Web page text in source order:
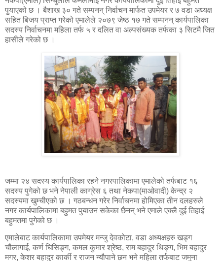
पुयाएको छ । बैशाख ३० गते सम्पनन् निर्वाचन मार्फत उपमेयर र ७ वडा अध्यक्ष
सहित बिजय प्राप्त गरेको एमालेले २०७९ जेष्ठ १७ गते सम्पनन् कार्यपालिका
सदस्य निर्वाचनमा महिला तर्फ ५ र दलित वा अल्पसंख्यक तर्फका ३ सिटमै जित
हासीले गरेको छ ।
जम्मा २४ सदस्य कार्यपालिका रहने नगरपालिकामा एमालेको तर्फबाट १६
सदस्य पुगेको छ भने नेपाली काग्रेस ६ तथा नेकपा(माओवादी) केन्द्र २
सदस्यमा खुम्चीएको छ । गठबन्धन गरेर निर्वाचनमा होमिएका तीन दलहरुले
नगर कार्यपालिकामा बहुमत पुयाउन सकेका छैनन् भने एमाले एक्लै दुई तिहाई
बहुमतमा पुगेको छ ।
एमालेबाट कार्यपालिकामा उपमेयर मन्जु देवकोटा, वडा अध्यक्षहरु खड्ग
चौलागाई, कर्ण घिसिङ्ग, कमल कुमार श्रेष्ठ, राम बहादुर थिङ्ग, भिम बहादुर
मगर, केशर बहादुर कार्की र राजन न्यौपाने छन भने महिला तर्फबाट जमुना